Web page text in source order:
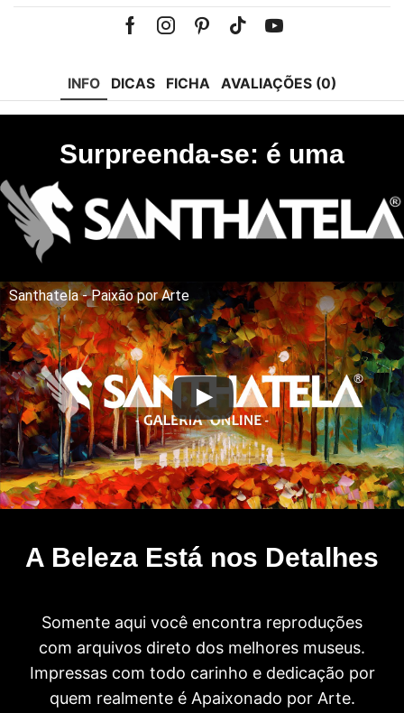
FacebookInstagramPinterest
Tik-Youtube
INFO DICAS FICHA AVALIAÇÕES (0)
Surpreenda-se: é uma
Santhatela - Paixão por Arte
A Beleza Está nos Detalhes
Somente aqui você encontra reproduções
com arquivos direto dos melhores museus.
Impressas com todo carinho e dedicação por
quem realmente é Apaixonado por Arte.